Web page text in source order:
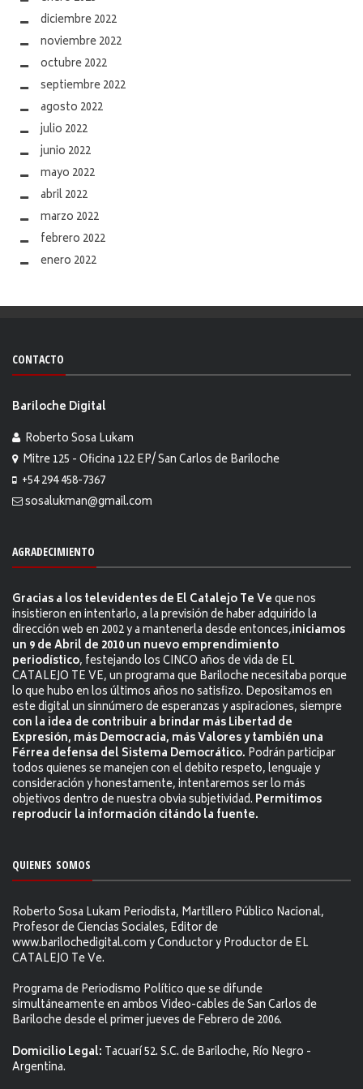
diciembre 2022
noviembre 2022
octubre 2022
septiembre 2022
agosto 2022
julio 2022
junio 2022
mayo 2022
abril 2022
marzo 2022
febrero 2022
enero 2022
CONTACTO
Bariloche Digital
Roberto Sosa Lukam
Mitre 125 - Oficina 122 EP/ San Carlos de Bariloche
+54 294 458-7367
sosalukman@gmail.com
AGRADECIMIENTO
Gracias a los televidentes de El Catalejo Te Veque nos
insistieron en intentarlo, a la previsión de haber adquirido la
dirección web en 2002 y a mantenerla desde entonces,iniciamos
un 9 de Abril de 2010 un nuevo emprendimiento
periodístico, festejando los CINCO años de vida de EL
CATALEJO TE VE, un programa que Bariloche necesitaba porque
lo que hubo en los últimos años no satisfizo. Depositamos en
este digital un sinnúmero de esperanzas y aspiraciones, siempre
con la idea de contribuir a brindar más Libertad de
Expresión, más Democracia, más Valores y también una
Férrea defensa del Sistema Democrático. Podrán participar
todos quienes se manejen con el debito respeto, lenguaje y
consideración y honestamente, intentaremos ser lo más
objetivos dentro de nuestra obvia subjetividad. Permitimos
reproducir la información citándo la fuente.
QUIENES SOMOS
Roberto Sosa Lukam Periodista, Martillero Público Nacional,
Profesor de Ciencias Sociales, Editor de
www.barilochedigital.com y Conductor y Productor de EL
CATALEJO Te Ve.
Programa de Periodismo Político que se difunde
simultáneamente en ambos Video-cables de San Carlos de
Bariloche desde el primer jueves de Febrero de 2006.
Domicilio Legal: Tacuarí 52. S.C. de Bariloche, Río Negro -
Argentina.